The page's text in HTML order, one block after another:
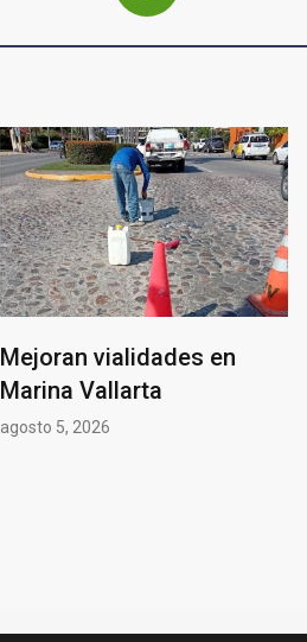
Mejoran vialidades en
Marina Vallarta
agosto 5, 2026